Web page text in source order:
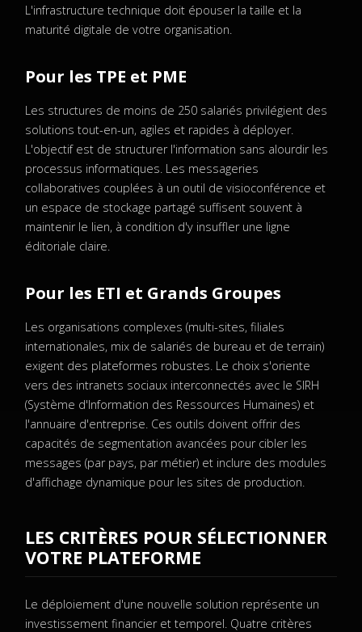
L'infrastructure technique doit épouser la taille et la
maturité digitale de votre organisation.
Pour les TPE et PME
Les structures de moins de 250 salariés privilégient des
solutions tout-en-un, agiles et rapides à déployer.
L'objectif est de structurer l'information sans alourdir les
processus informatiques. Les messageries
collaboratives couplées à un outil de visioconférence et
un espace de stockage partagé suffisent souvent à
maintenir le lien, à condition d'y insuffler une ligne
éditoriale claire.
Pour les ETI et Grands Groupes
Les organisations complexes (multi-sites, filiales
internationales, mix de salariés de bureau et de terrain)
exigent des plateformes robustes. Le choix s'oriente
vers des intranets sociaux interconnectés avec le SIRH
(Système d'Information des Ressources Humaines) et
l'annuaire d'entreprise. Ces outils doivent offrir des
capacités de segmentation avancées pour cibler les
messages (par pays, par métier) et inclure des modules
d'affichage dynamique pour les sites de production.
LES CRITÈRES POUR SÉLECTIONNER
VOTRE PLATEFORME
Le déploiement d'une nouvelle solution représente un
investissement financier et temporel. Quatre critères